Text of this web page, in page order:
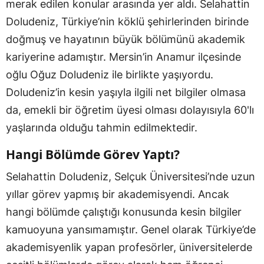
merak edilen konular arasında yer aldı. Selahattin
Doludeniz, Türkiye’nin köklü şehirlerinden birinde
doğmuş ve hayatının büyük bölümünü akademik
kariyerine adamıştır. Mersin’in Anamur ilçesinde
oğlu Oğuz Doludeniz ile birlikte yaşıyordu.
Doludeniz’in kesin yaşıyla ilgili net bilgiler olmasa
da, emekli bir öğretim üyesi olması dolayısıyla 60'lı
yaşlarında olduğu tahmin edilmektedir.
Hangi Bölümde Görev Yaptı?
Selahattin Doludeniz, Selçuk Üniversitesi’nde uzun
yıllar görev yapmış bir akademisyendi. Ancak
hangi bölümde çalıştığı konusunda kesin bilgiler
kamuoyuna yansımamıştır. Genel olarak Türkiye’de
akademisyenlik yapan profesörler, üniversitelerde